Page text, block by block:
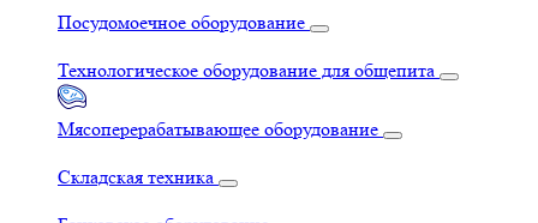
Посудомоечное оборудование
Технологическое оборудование для общепита
Мясоперерабатывающее оборудование
Складская техника